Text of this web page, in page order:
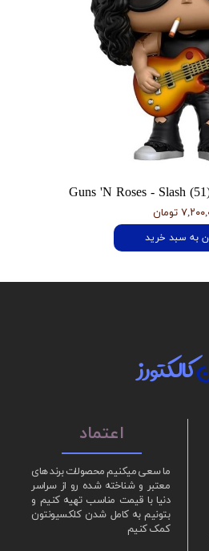
تومان
به سبد خرید
ما سعی میکنیم محصولات برند های
معتبر و شناخته شده رو از سراسر
دنیا با قیمت مناسب تهیه کنیم و
بتونیم به کامل شدن کلکسیونتون
کمک کنیم
کالکتورز
اعتماد